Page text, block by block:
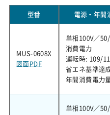
型番 電源・年間
MUS-0608X
図面PDF
単相100V／
消費電力
運転時: 109/
省エネ基準達
年間消費電力
単相100V／